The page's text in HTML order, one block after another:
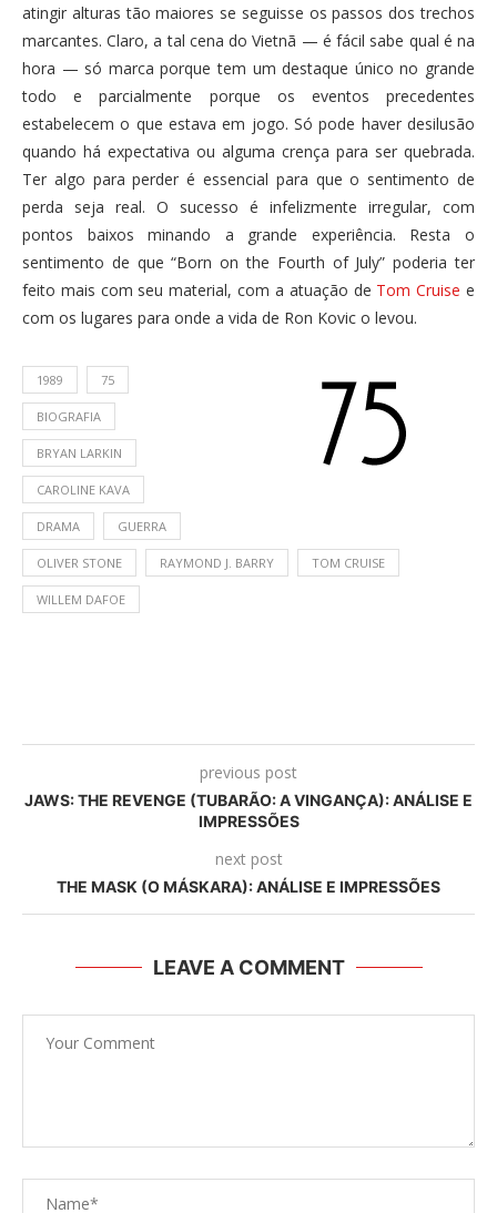
atingir alturas tão maiores se seguisse os passos dos trechos
marcantes. Claro, a tal cena do Vietnã — é fácil sabe qual é na
hora — só marca porque tem um destaque único no grande
todo e parcialmente porque os eventos precedentes
estabelecem o que estava em jogo. Só pode haver desilusão
quando há expectativa ou alguma crença para ser quebrada.
Ter algo para perder é essencial para que o sentimento de
perda seja real. O sucesso é infelizmente irregular, com
pontos baixos minando a grande experiência. Resta o
sentimento de que “Born on the Fourth of July” poderia ter
feito mais com seu material, com a atuação de Tom Cruise e
com os lugares para onde a vida de Ron Kovic o levou.
1989 75
BIOGRAFIA
BRYAN LARKIN
CAROLINE KAVA
DRAMA GUERRA
OLIVER STONE RAYMOND J. BARRY TOM CRUISE
WILLEM DAFOE
previous post
JAWS: THE REVENGE (TUBARÃO: A VINGANÇA): ANÁLISE E
IMPRESSÕES
next post
THE MASK (O MÁSKARA): ANÁLISE E IMPRESSÕES
LEAVE A COMMENT